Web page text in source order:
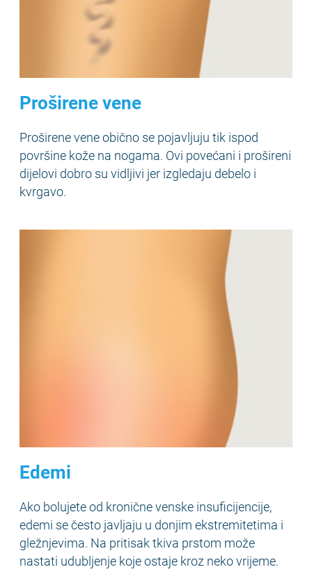
Proširene vene
Proširene vene obično se pojavljuju tik ispod
površine kože na nogama. Ovi povećani i prošireni
dijelovi dobro su vidljivi jer izgledaju debelo i
kvrgavo.
Edemi
Ako bolujete od kronične venske insuficijencije,
edemi se često javljaju u donjim ekstremitetima i
gležnjevima. Na pritisak tkiva prstom može
nastati udubljenje koje ostaje kroz neko vrijeme.